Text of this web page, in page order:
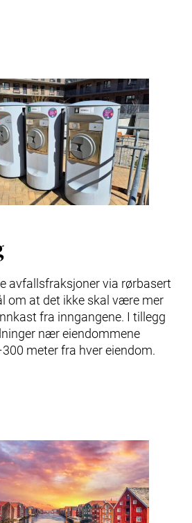
avfallsfraksjoner via rørbasert
om at det ikke skal være mer
fra inngangene. I tillegg
nær eiendommene
meter fra hver eiendom.